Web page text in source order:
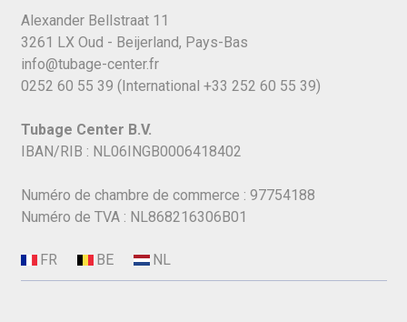
Alexander Bellstraat 11
3261 LX Oud - Beijerland, Pays-Bas
info@tubage-center.fr
0252 60 55 39 (International +33 252 60 55 39)
Tubage Center B.V.
IBAN/RIB : NL06INGB0006418402
Numéro de chambre de commerce : 97754188
Numéro de TVA : NL868216306B01